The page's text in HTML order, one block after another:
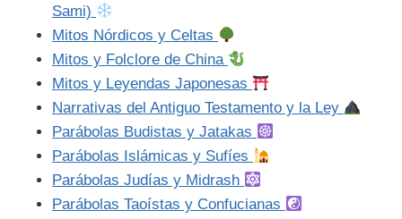
Sami)
Mitos Nórdicos y Celtas
Mitos y Folclore de China
Mitos y Leyendas Japonesas
Narrativas del Antiguo Testamento y la Ley
Parábolas Budistas y Jatakas
Parábolas Islámicas y Sufíes
Parábolas Judías y Midrash
Parábolas Taoístas y Confucianas